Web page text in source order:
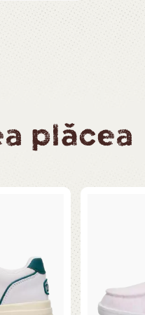
plăcea